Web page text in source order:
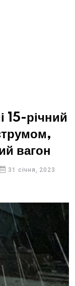
15-річний
вагон
31 січня, 2023